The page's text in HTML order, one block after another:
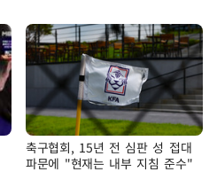
축구협회, 15년 전 심판 성 접대
파문에 "현재는 내부 지침 준수"